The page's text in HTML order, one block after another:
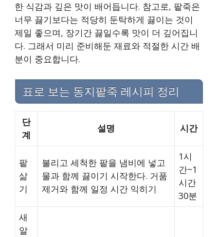
한 식감과 깊은 맛이 배어듭니다. 참고로, 팥죽은
너무 끓기보다는 적당히 둔탁하게 끓이는 것이
제일 좋으며, 장기간 끓일수록 맛이 더 깊어집니
다. 그래서 미리 준비해둔 재료와 적절한 시간 배
분이 중요합니다.
표로 보는 동지팥죽 레시피 정리
단
계
설명 시간
팥
삶
기
불리고 세척한 팥을 냄비에 넣고
물과 함께 끓이기 시작한다. 거품
제거와 함께 일정 시간 익히기
1시
간~1
시간
30분
새
알